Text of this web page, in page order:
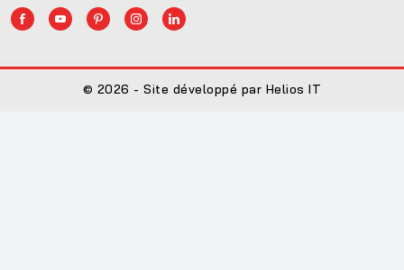
© 2026 - Site développé par Helios IT